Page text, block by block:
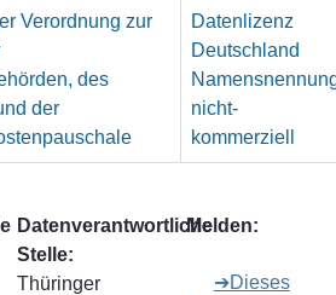
Verordnung zur
des
der
Datenlizenz
Deutschland
nicht-
kommerziell
Datenverantwortliche
Stelle:
Thüringer
Melden:
➔Dieses